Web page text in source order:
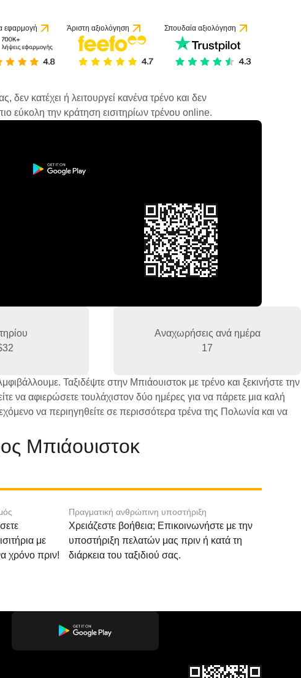
εφαρμογή Άριστη αξιολόγηση Σπουδαία αξιολόγηση
κατέχει ή λειτουργεί κανένα τρένο και δεν
εύκολη την κράτηση εισιτηρίων τρένου online.
Αναχωρήσεις ανά ημέρα
17
Ταξιδέψτε στην Μπιάουιστοκ με τρένο και ξεκινήστε την
να αφιερώσετε τουλάχιστον δύο ημέρες για να πάρετε μια καλή
να περιηγηθείτε σε περισσότερα τρένα της Πολωνία και να
Μπιάουιστοκ
με
χρόνο πριν!
Πραγματική ανθρώπινη υποστήριξη
Χρειάζεστε βοήθεια; Επικοινωνήστε με την
υποστήριξη πελατών μας πριν ή κατά τη
διάρκεια του ταξιδιού σας.